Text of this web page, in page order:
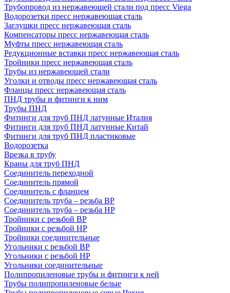
Трубопровод из нержавеющей стали под пресс Viega
Водорозетки пресс нержавеющая сталь
Заглушки пресс нержавеющая сталь
Компенсаторы пресс нержавеющая сталь
Муфты пресс нержавеющая сталь
Редукционные вставки пресс нержавеющая сталь
Тройники пресс нержавеющая сталь
Трубы из нержавеющей стали
Уголки и отводы пресс нержавеющая сталь
Фланцы пресс нержавеющая сталь
ПНД трубы и фитинги к ним
Трубы ПНД
Фитинги для труб ПНД латунные Италия
Фитинги для труб ПНД латунные Китай
Фитинги для труб ПНД пластиковые
Водорозетка
Врезка в трубу
Краны для труб ПНД
Соединитель переходной
Соединитель прямой
Соединитель с фланцем
Соединитель труба – резьба ВР
Соединитель труба – резьба НР
Тройники с резьбой ВР
Тройники с резьбой НР
Тройники соединительные
Угольники с резьбой ВР
Угольники с резьбой НР
Угольники соединительные
Полипропиленовые трубы и фитинги к ней
Трубы полипропиленовые белые